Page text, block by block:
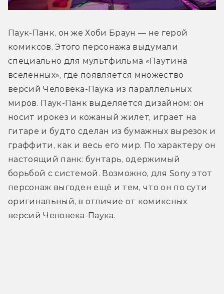
Паук-Панк, он же Хоби Браун — не герой
комиксов. Этого персонажа выдумали
специально для мультфильма «Паутина
вселенных», где появляется множество
версий Человека-Паука из параллельных
миров. Паук-Панк выделяется дизайном: он
носит ирокез и кожаный жилет, играет на
гитаре и будто сделан из бумажных вырезок и
граффити, как и весь его мир. По характеру он
настоящий панк: бунтарь, одержимый
борьбой с системой. Возможно, для Sony этот
персонаж выгоден ещё и тем, что он по сути
оригинальный, в отличие от комиксных
версий Человека-Паука.